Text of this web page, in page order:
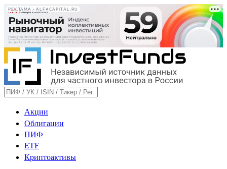
РЕКЛАМА • ALFACAPITAL.RU
Акции
Облигации
ПИФ
ETF
Криптоактивы